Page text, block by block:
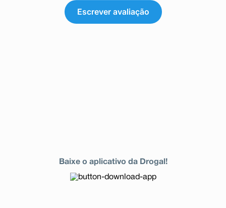
Escrever avaliação
Baixe o aplicativo da Drogal!